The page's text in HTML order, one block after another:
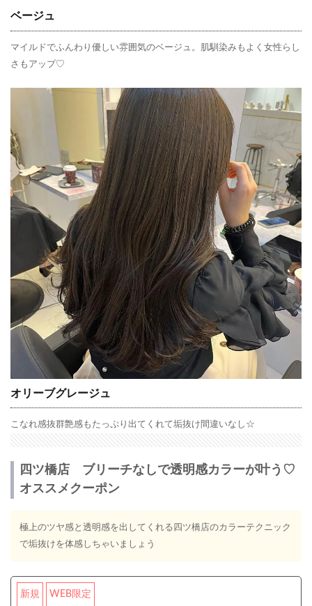
ベージュ
マイルドでふんわり優しい雰囲気のベージュ。肌馴染みもよく女性らし
さもアップ♡
オリーブグレージュ
こなれ感抜群♩艶感もたっぷり出てくれて垢抜け間違いなし☆
四ツ橋店 ブリーチなしで透明感カラーが叶う♡
オススメクーポン
極上のツヤ感と透明感を出してくれる四ツ橋店のカラーテクニック
で垢抜けを体感しちゃいましょう♩
新規 WEB限定